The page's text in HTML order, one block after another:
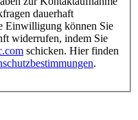
dauerhaft
Einwilligung können Sie
widerrufen, indem Sie
schicken. Hier finden
.